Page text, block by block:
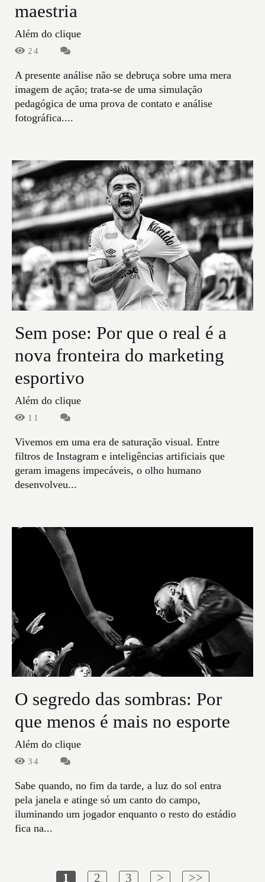
maestria
Além do clique
24
A presente análise não se debruça sobre uma mera
imagem de ação; trata-se de uma simulação
pedagógica de uma prova de contato e análise
fotográfica....
Sem pose: Por que o real é a
nova fronteira do marketing
esportivo
Além do clique
11
Vivemos em uma era de saturação visual. Entre
filtros de Instagram e inteligências artificiais que
geram imagens impecáveis, o olho humano
desenvolveu...
O segredo das sombras: Por
que menos é mais no esporte
Além do clique
34
Sabe quando, no fim da tarde, a luz do sol entra
pela janela e atinge só um canto do campo,
iluminando um jogador enquanto o resto do estádio
fica na...
1 2 3 > >>